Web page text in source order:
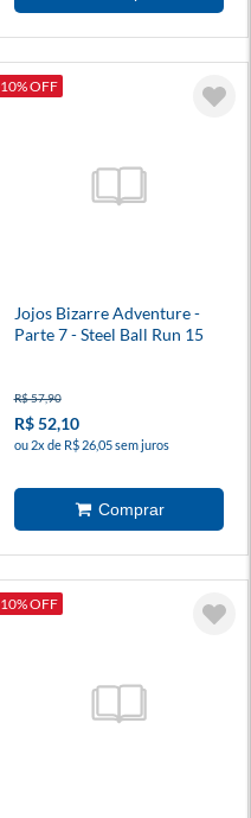
OFF
Jojos Bizarre Adventure -
Parte 7 - Steel Ball Run 15
R$ 57,90
R$ 52,10
ou 2x de R$ 26,05 sem juros
OFF